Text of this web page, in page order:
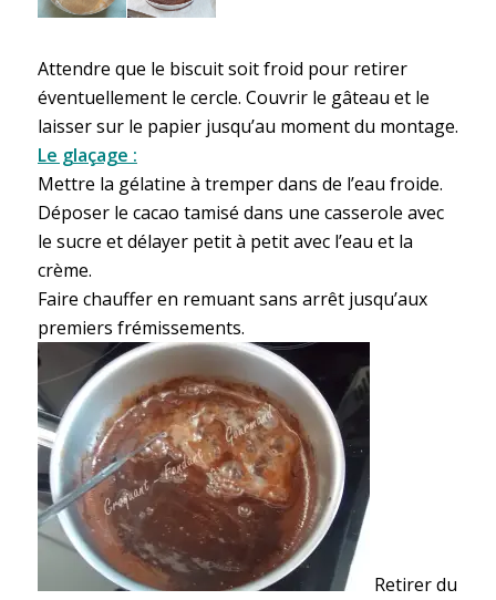
Attendre que le biscuit soit froid pour retirer
éventuellement le cercle. Couvrir le gâteau et le
laisser sur le papier jusqu’au moment du montage.
Le glaçage :
Mettre la gélatine à tremper dans de l’eau froide.
Déposer le cacao tamisé dans une casserole avec
le sucre et délayer petit à petit avec l’eau et la
crème.
Faire chauffer en remuant sans arrêt jusqu’aux
premiers frémissements.
Retirer du